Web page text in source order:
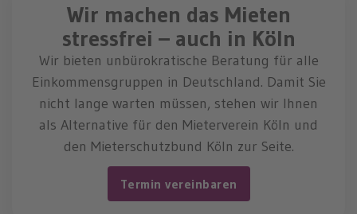
Wir machen das Mieten
stressfrei – auch in Köln
Wir bieten unbürokratische Beratung für alle
Einkommensgruppen in Deutschland. Damit Sie
nicht lange warten müssen, stehen wir Ihnen
als Alternative für den Mieterverein Köln und
den Mieterschutzbund Köln zur Seite.
Termin vereinbaren